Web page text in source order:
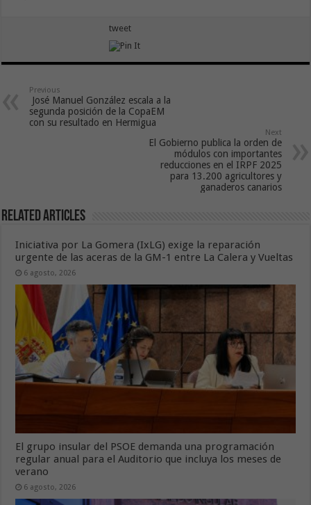
tweet
Previous
José Manuel González escala a la
segunda posición de la CopaEM
con su resultado en Hermigua
Next
El Gobierno publica la orden de
módulos con importantes
reducciones en el IRPF 2025
para 13.200 agricultores y
ganaderos canarios
Related Articles
Iniciativa por La Gomera (IxLG) exige la reparación
urgente de las aceras de la GM-1 entre La Calera y Vueltas
6 agosto, 2026
El grupo insular del PSOE demanda una programación
regular anual para el Auditorio que incluya los meses de
verano
6 agosto, 2026